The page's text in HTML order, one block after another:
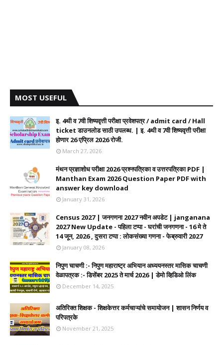
MOST USEFUL
इ. 4थी व 7वी शिष्यवृत्ती परीक्षा प्रवेशपत्र / admit card / Hall
ticket डाउनलोड साठी उपलब्ध. | इ. 4थी व 7वी शिष्यवृत्ती परीक्षा
होणार 26 एप्रिल 2026 रोजी.
March 27, 2026
मंथन प्रज्ञाशोध परीक्षा 2026 प्रश्नपत्रिका व उत्तरपत्रिका PDF |
Manthan Exam 2026 Question Paper PDF with
answer key download
January 31, 2026
Census 2027 | जनगणना 2027 नवीन अपडेट | janganana
2027 New Update - पहिला टप्पा - घरांची जनगणना - 16 मे ते
14 जून, 2026 , दुसरा टप्पा : लोकसंख्या गणना - फेब्रुवारी 2027
January 08, 2026
निपुण चाचणी :- निपुण महाराष्ट्र अभियान अध्ययनस्तर मासिक चाचणी
वेळापत्रक :- डिसेंबर 2025 ते मार्च 2026 | डेमो व्हिडिओ लिंक
December 14, 2025
अतिरिक्त शिक्षक - शिक्षकेत्तर कर्मचाऱ्यांचे समायोजन | शासन निर्णय व
परिपत्रके
November 21, 2025